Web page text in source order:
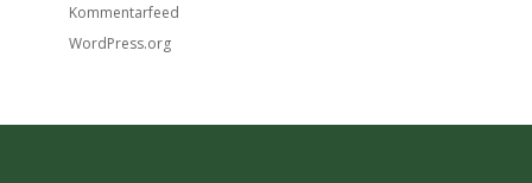
Kommentarfeed
WordPress.org